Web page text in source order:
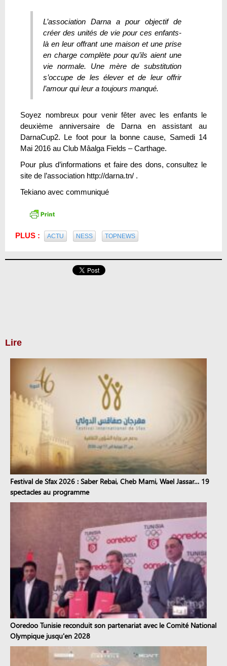
L’association Darna a pour objectif de
créer des unités de vie pour ces enfants-
là en leur offrant une maison et une prise
en charge complète pour qu’ils aient une
vie normale. Une mère de substitution
s’occupe de les élever et de leur offrir
l’amour qui leur a toujours manqué.
Soyez nombreux pour venir fêter avec les enfants le
deuxième anniversaire de Darna en assistant au
DarnaCup2. Le foot pour la bonne cause, Samedi 14
Mai 2016 au Club Mâalga Fields – Carthage.
Pour plus d’informations et faire des dons, consultez le
site de l’association http://darna.tn/ .
Tekiano avec communiqué
PLUS : ACTU NESS TOPNEWS
Lire
Festival de Sfax 2026 : Saber Rebai, Cheb Mami, Wael Jassar… 19
spectacles au programme
Ooredoo Tunisie reconduit son partenariat avec le Comité National
Olympique jusqu'en 2028